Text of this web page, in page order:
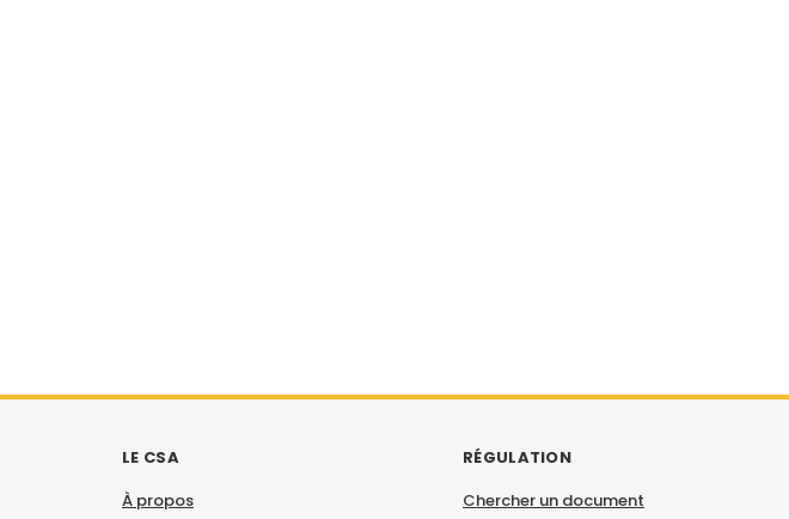
LE CSA
À propos
RÉGULATION
Chercher un document